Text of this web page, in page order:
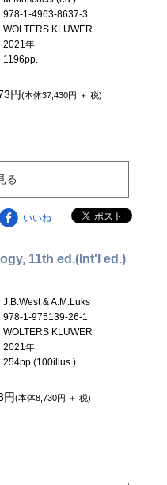
978-1-4963-8637-3
WOLTERS KLUWER
2021年
1196pp.
円(本体37,430円 ＋ 税)
る
いいね
11th ed.(Int'l ed.)
J.B.West & A.M.Luks
978-1-975139-26-1
WOLTERS KLUWER
2021年
254pp.(100illus.)
円(本体8,730円 ＋ 税)